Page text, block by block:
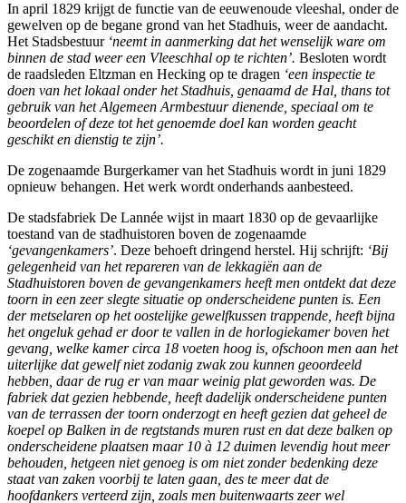
In april 1829 krijgt de functie van de eeuwenoude vleeshal, onder de
gewelven op de begane grond van het Stadhuis, weer de aandacht.
Het Stadsbestuur ‘neemt in aanmerking dat het wenselijk ware om
binnen de stad weer een Vleeschhal op te richten’. Besloten wordt
de raadsleden Eltzman en Hecking op te dragen ‘een inspectie te
doen van het lokaal onder het Stadhuis, genaamd de Hal, thans tot
gebruik van het Algemeen Armbestuur dienende, speciaal om te
beoordelen of deze tot het genoemde doel kan worden geacht
geschikt en dienstig te zijn’.
De zogenaamde Burgerkamer van het Stadhuis wordt in juni 1829
opnieuw behangen. Het werk wordt onderhands aanbesteed.
De stadsfabriek De Lannée wijst in maart 1830 op de gevaarlijke
toestand van de stadhuistoren boven de zogenaamde
‘gevangenkamers’. Deze behoeft dringend herstel. Hij schrijft: ‘Bij
gelegenheid van het repareren van de lekkagiën aan de
Stadhuistoren boven de gevangenkamers heeft men ontdekt dat deze
toorn in een zeer slegte situatie op onderscheidene punten is. Een
der metselaren op het oostelijke gewelfkussen trappende, heeft bijna
het ongeluk gehad er door te vallen in de horlogiekamer boven het
gevang, welke kamer circa 18 voeten hoog is, ofschoon men aan het
uiterlijke dat gewelf niet zodanig zwak zou kunnen geoordeeld
hebben, daar de rug er van maar weinig plat geworden was. De
fabriek dat gezien hebbende, heeft dadelijk onderscheidene punten
van de terrassen der toorn onderzogt en heeft gezien dat geheel de
koepel op Balken in de regtstands muren rust en dat deze balken op
onderscheidene plaatsen maar 10 à 12 duimen levendig hout meer
behouden, hetgeen niet genoeg is om niet zonder bedenking deze
staat van zaken voorbij te laten gaan, des te meer dat de
hoofdankers verteerd zijn, zoals men buitenwaarts zeer wel